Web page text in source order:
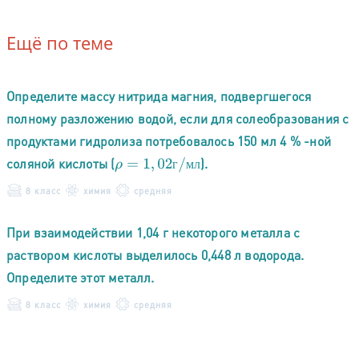
Ещё по теме
Определите массу нитрида магния, подвергшегося
полному разложению водой, если для солеобразования с
продуктами гидролиза потребовалось 150 мл 4 % -ной
соляной кислоты (
г мл
ρ=1,02г /мл ).
8 класс химия средняя
При взаимодействии 1,04 г некоторого металла с
раствором кислоты выделилось 0,448 л водорода.
Определите этот металл.
8 класс химия средняя